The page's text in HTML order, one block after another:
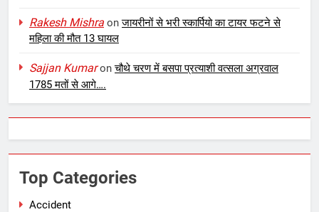
Rakesh Mishra onजायरीनों से भरी स्कार्पियो का टायर फटने से
महिला की मौत 13 घायल
Sajjan Kumaronचौथे चरण में बसपा प्रत्याशी वत्सला अग्रवाल
1785 मतों से आगे….
Top Categories
Accident